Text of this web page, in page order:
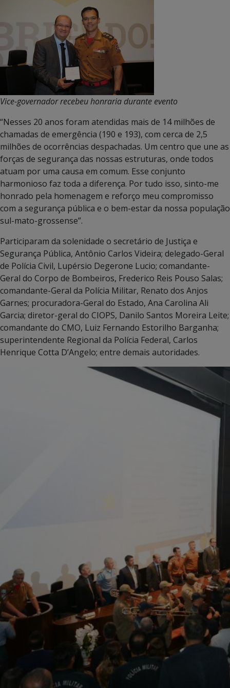
Vice-governador recebeu honraria durante evento
“Nesses 20 anos foram atendidas mais de 14 milhões de
chamadas de emergência (190 e 193), com cerca de 2,5
milhões de ocorrências despachadas. Um centro que une as
forças de segurança das nossas estruturas, onde todos
atuam por uma causa em comum. Esse conjunto
harmonioso faz toda a diferença. Por tudo isso, sinto-me
honrado pela homenagem e reforço meu compromisso
com a segurança pública e o bem-estar da nossa população
sul-mato-grossense”.
Participaram da solenidade o secretário de Justiça e
Segurança Pública, Antônio Carlos Videira; delegado-Geral
de Polícia Civil, Lupérsio Degerone Lucio; comandante-
Geral do Corpo de Bombeiros, Frederico Reis Pouso Salas;
comandante-Geral da Polícia Militar, Renato dos Anjos
Garnes; procuradora-Geral do Estado, Ana Carolina Ali
Garcia; diretor-geral do CIOPS, Danilo Santos Moreira Leite;
comandante do CMO, Luiz Fernando Estorilho Barganha;
superintendente Regional da Polícia Federal, Carlos
Henrique Cotta D’Angelo; entre demais autoridades.